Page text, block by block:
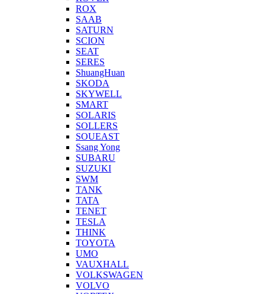
ROX
SAAB
SATURN
SCION
SEAT
SERES
ShuangHuan
SKODA
SKYWELL
SMART
SOLARIS
SOLLERS
SOUEAST
Ssang Yong
SUBARU
SUZUKI
SWM
TANK
TATA
TENET
TESLA
THINK
TOYOTA
UMO
VAUXHALL
VOLKSWAGEN
VOLVO